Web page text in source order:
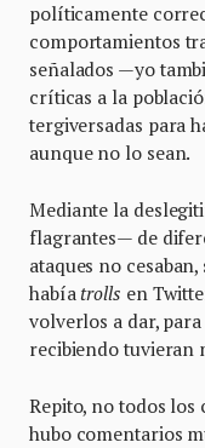
políticamente
comportamientos
señalados —yo
críticas a la
tergiversadas para
aunque no lo sean.
Mediante la
flagrantes— de
ataques no
habíatrolls en
volverlos a dar,
recibiendo tuvieran
Repito, no todos
hubo comentarios